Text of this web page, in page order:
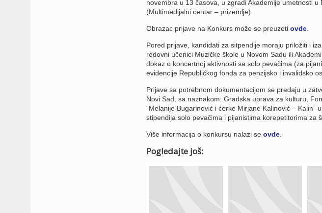
novembra u 13 časova, u zgradi Akademije umetnosti
(Multimedijalni centar – prizemlje).
Obrazac prijave na Konkurs može se preuzeti ovde.
Pored prijave, kandidati za sitpendije moraju priložiti i
redovni učenici Muzičke škole u Novom Sadu ili
dokaz o koncertnoj aktivnosti sa solo pevačima (za
evidencije Republičkog fonda za penzijsko i invalidsko
Prijave sa potrebnom dokumentacijom se predaju u
Novi Sad, sa naznakom: Gradska uprava za kulturu,
“Melanije Bugarinović i ćerke Mirjane Kalinović – Kalin”
stipendija solo pevačima i pijanistima korepetitorima za
Više informacija o konkursu nalazi se ovde.
Pogledajte još: